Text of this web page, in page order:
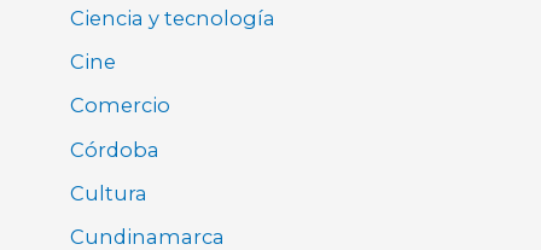
Ciencia y tecnología
Cine
Comercio
Córdoba
Cultura
Cundinamarca